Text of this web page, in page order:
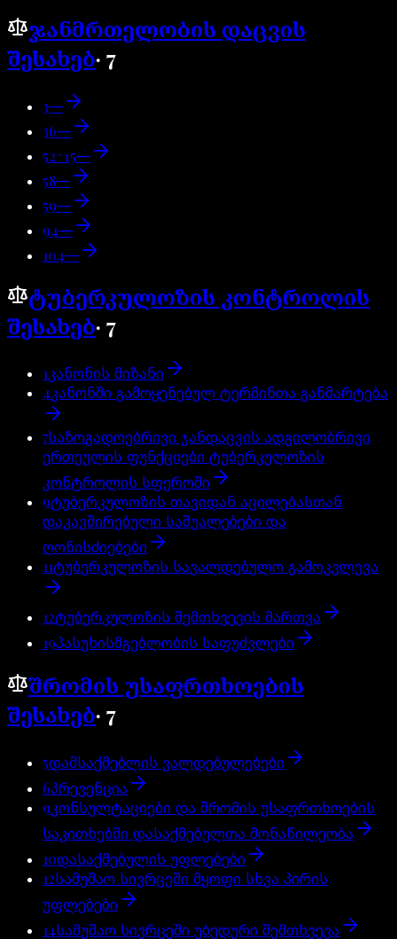
ჯანმრთელობის დაცვის
შესახებ·7
3—
36—
52^15—
58—
59—
94—
104—
ტუბერკულოზის კონტროლის
შესახებ·7
1კანონის მიზანი
4კანონში გამოყენებულ ტერმინთა განმარტება
7საზოგადოებრივი ჯანდაცვის ადგილობრივი
ერთეულის ფუნქციები ტუბერკულოზის
კონტროლის სფეროში
9ტუბერკულოზის თავიდან აცილებასთან
დაკავშირებული საშუალებები და
ღონისძიებები
11ტუბერკულოზის სავალდებულო გამოკვლევა
12ტუბერკულოზის შემთხვევის მართვა
19პასუხისმგებლობის საფუძვლები
შრომის უსაფრთხოების
შესახებ·7
5დამსაქმებლის ვალდებულებები
6პრევენცია
9კონსულტაციები და შრომის უსაფრთხოების
საკითხებში დასაქმებულთა მონაწილეობა
10დასაქმებულის უფლებები
12სამუშაო სივრცეში მყოფი სხვა პირის
უფლებები
14სამუშაო სივრცეში უბედური შემთხვევა